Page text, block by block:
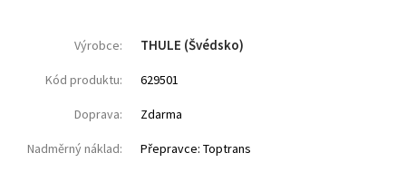
Výrobce: THULE (Švédsko)
Kód produktu: 629501
Doprava: Zdarma
Nadměrný náklad: Přepravce: Toptrans